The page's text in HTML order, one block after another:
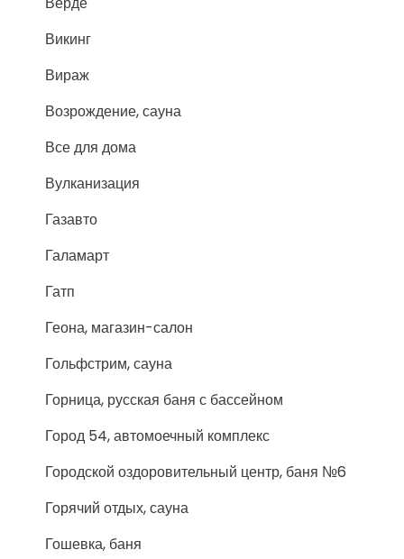
Викинг
Вираж
Возрождение, сауна
Все для дома
Вулканизация
Газавто
Галамарт
Гатп
Геона, магазин-салон
Гольфстрим, сауна
Горница, русская баня с бассейном
Город 54, автомоечный комплекс
Городской оздоровительный центр, баня №6
Горячий отдых, сауна
Гошевка, баня